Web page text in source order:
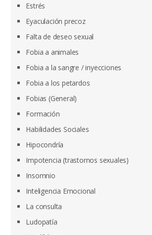
Estrés
Eyaculación precoz
Falta de deseo sexual
Fobia a animales
Fobia a la sangre / inyecciones
Fobia a los petardos
Fobias (General)
Formación
Habilidades Sociales
Hipocondría
Impotencia (trastornos sexuales)
Insomnio
Inteligencia Emocional
La consulta
Ludopatía